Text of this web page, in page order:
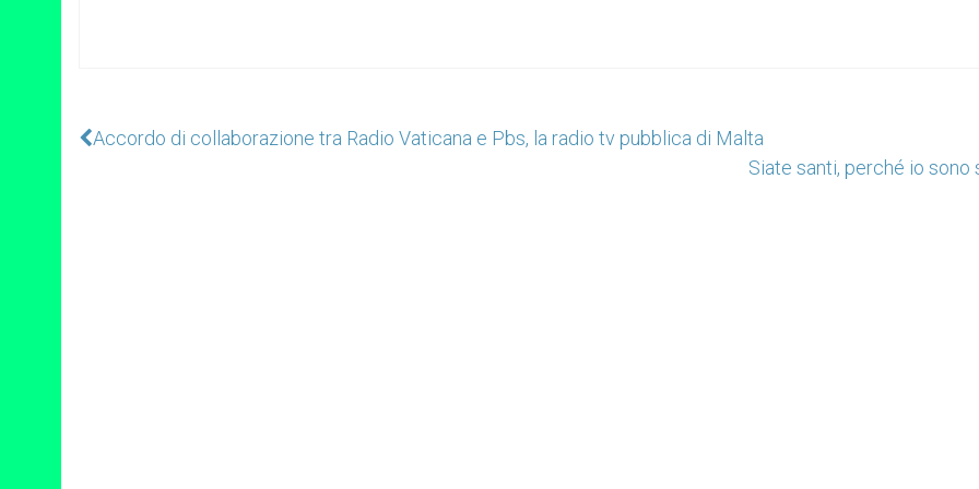
Accordo di collaborazione tra Radio Vaticana e Pbs, la radio tv pubblica di Malta
Siate santi, perché io sono